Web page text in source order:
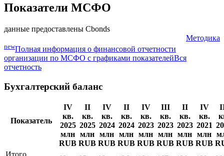
Показатели МСФО
данные предоставлены Cbonds
Методика
newПолная информация о финансовой отчетности
организации по МСФО с графиками показателейВся
отчетность
Бухгалтерский баланс
Показатель
IV
кв.
2025
млн
RUB
II
кв.
2025
млн
RUB
IV
кв.
2024
млн
RUB
II
кв.
2024
млн
RUB
IV
кв.
2023
млн
RUB
III
кв.
2023
млн
RUB
II
кв.
2023
млн
RUB
IV
кв.
2021
млн
RUB